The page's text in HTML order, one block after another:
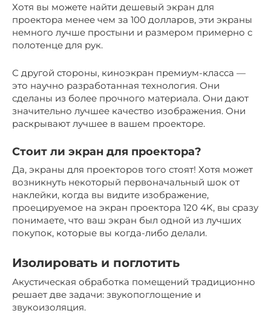
Хотя вы можете найти дешевый экран для
проектора менее чем за 100 долларов, эти экраны
немного лучше простыни и размером примерно с
полотенце для рук.
С другой стороны, киноэкран премиум-класса —
это научно разработанная технология. Они
сделаны из более прочного материала. Они дают
значительно лучшее качество изображения. Они
раскрывают лучшее в вашем проекторе.
Стоит ли экран для проектора?
Да, экраны для проекторов того стоят! Хотя может
возникнуть некоторый первоначальный шок от
наклейки, когда вы видите изображение,
проецируемое на экран проектора 120 4K, вы сразу
понимаете, что ваш экран был одной из лучших
покупок, которые вы когда-либо делали.
Изолировать и поглотить
Акустическая обработка помещений традиционно
решает две задачи: звукопоглощение и
звукоизоляция.